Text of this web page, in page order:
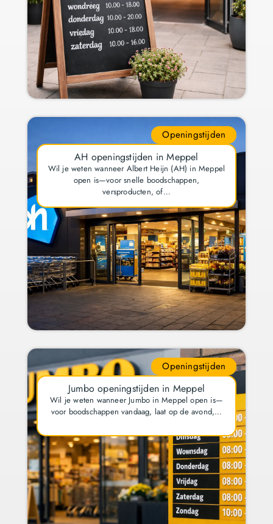
Openingstijden
AH openingstijden in Meppel
Wil je weten wanneer Albert Heijn (AH) in Meppel
open is—voor snelle boodschappen,
versproducten, of…
Openingstijden
Jumbo openingstijden in Meppel
Wil je weten wanneer Jumbo in Meppel open is—
voor boodschappen vandaag, laat op de avond,…